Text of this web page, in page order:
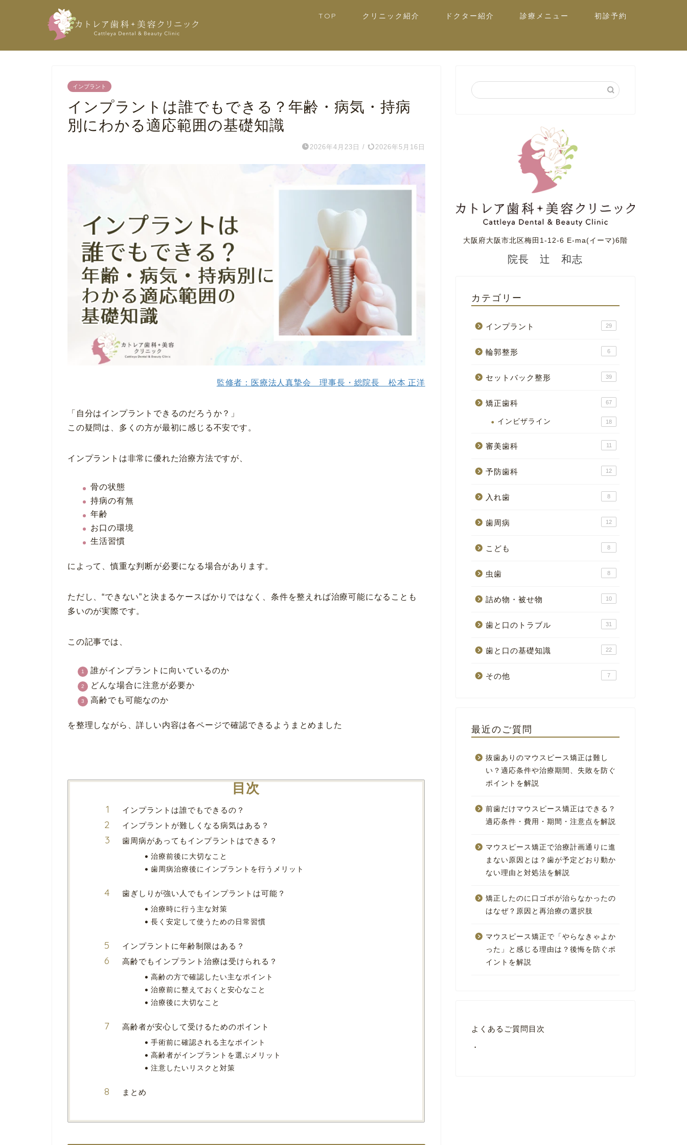
TOP クリニック紹介 ドクター紹介 診療メニュー 初診予約
インプラント
インプラントは誰でもできる？年齢・病気・持病
別にわかる適応範囲の基礎知識
2026年4月23日 / 2026年5月16日
監修者：医療法人真摯会 理事長・総院長 松本 正洋
「自分はインプラントできるのだろうか？」
この疑問は、多くの方が最初に感じる不安です。
インプラントは非常に優れた治療方法ですが、
骨の状態
持病の有無
年齢
お口の環境
生活習慣
によって、慎重な判断が必要になる場合があります。
ただし、“できない”と決まるケースばかりではなく、条件を整えれば治療可能になることも
多いのが実際です。
この記事では、
誰がインプラントに向いているのか
どんな場合に注意が必要か
高齢でも可能なのか
を整理しながら、詳しい内容は各ページで確認できるようまとめました
目次
インプラントは誰でもできるの？
インプラントが難しくなる病気はある？
歯周病があってもインプラントはできる？
治療前後に大切なこと
歯周病治療後にインプラントを行うメリット
歯ぎしりが強い人でもインプラントは可能？
治療時に行う主な対策
長く安定して使うための日常習慣
インプラントに年齢制限はある？
高齢でもインプラント治療は受けられる？
高齢の方で確認したい主なポイント
治療前に整えておくと安心なこと
治療後に大切なこと
高齢者が安心して受けるためのポイント
手術前に確認される主なポイント
高齢者がインプラントを選ぶメリット
注意したいリスクと対策
まとめ
大阪府大阪市北区梅田1-12-6 E-ma(イーマ)6階
院長 辻 和志
カテゴリー
インプラント 29
輪郭整形 6
セットバック整形 39
矯正歯科 67
インビザライン 18
審美歯科 11
予防歯科 12
入れ歯 8
歯周病 12
こども 8
虫歯 8
詰め物・被せ物 10
歯と口のトラブル 31
歯と口の基礎知識 22
その他 7
最近のご質問
抜歯ありのマウスピース矯正は難し
い？適応条件や治療期間、失敗を防ぐ
ポイントを解説
前歯だけマウスピース矯正はできる？
適応条件・費用・期間・注意点を解説
マウスピース矯正で治療計画通りに進
まない原因とは？歯が予定どおり動か
ない理由と対処法を解説
矯正したのに口ゴボが治らなかったの
はなぜ？原因と再治療の選択肢
マウスピース矯正で「やらなきゃよか
った」と感じる理由は？後悔を防ぐポ
イントを解説
よくあるご質問目次
・